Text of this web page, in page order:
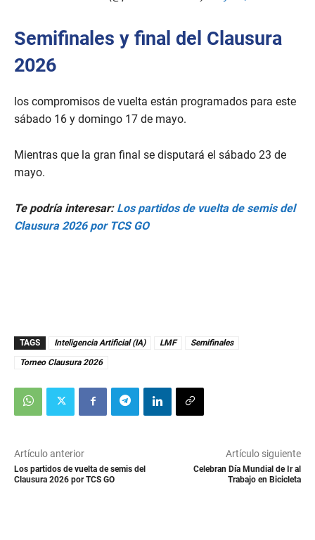
Semifinales y final del Clausura
2026
los compromisos de vuelta están programados para este
sábado 16 y domingo 17 de mayo.
Mientras que la gran final se disputará el sábado 23 de
mayo.
Te podría interesar: Los partidos de vuelta de semis del
Clausura 2026 por TCS GO
TAGS Inteligencia Artificial (IA) LMF
Semifinales
Torneo Clausura 2026
Artículo anterior
Los partidos de vuelta de semis del
Clausura 2026 por TCS GO
Artículo siguiente
Celebran Día Mundial de Ir al
Trabajo en Bicicleta